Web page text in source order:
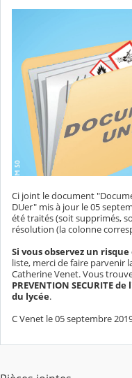
Ci joint le document
DUer" mis à jour le 05
été traités (soit supprimés,
résolution (la colonne
Si vous observez un
liste, merci de faire parvenir
Catherine Venet. Vous
PREVENTION SECURITE
du lycée.
C Venet le 05 septembre